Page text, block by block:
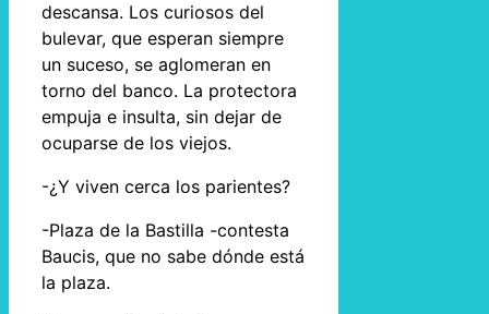
descansa. Los curiosos del
bulevar, que esperan siempre
un suceso, se aglomeran en
torno del banco. La protectora
empuja e insulta, sin dejar de
ocuparse de los viejos.
-¿Y viven cerca los parientes?
-Plaza de la Bastilla -contesta
Baucis, que no sabe dónde está
la plaza.